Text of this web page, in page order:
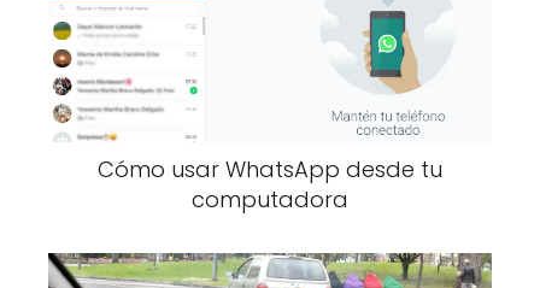
Cómo usar WhatsApp desde tu
computadora